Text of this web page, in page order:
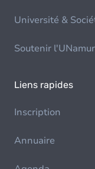
Université &
Soutenir l'UNamur
Liens rapides
Inscription
Annuaire